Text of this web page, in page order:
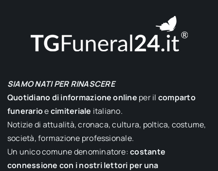
SIAMO NATI PER RINASCERE
Quotidiano di informazione online per il comparto
funerarioecimiteriale italiano.
Notizie di attualità, cronaca, cultura, poltica, costume,
società, formazione professionale.
Un unico comune denominatore:costante
connessione con i nostri lettori per una